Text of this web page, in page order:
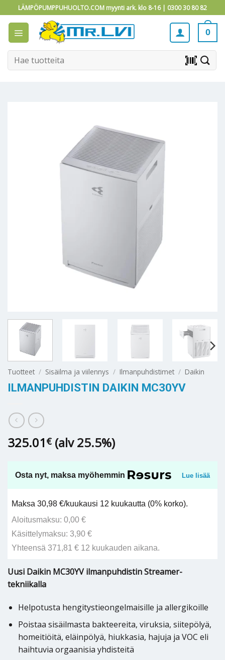
to
content
LÄMPÖPUMPPUHUOLTO.COM myynti ark. klo 8-16 | 0300 30 80 82
0
Etsi: barcode_scanner
Tuotteet / Sisäilma ja viilennys / Ilmanpuhdistimet / Daikin
ILMANPUHDISTIN DAIKIN MC30YV
325.01 € (alv 25.5%)
Osta nyt, maksa myöhemmin Lue lisää
Maksa 30,98 €/kuukausi 12 kuukautta (0% korko).
Aloitusmaksu: 0,00 €
Käsittelymaksu: 3,90 €
Yhteensä 371,81 € 12 kuukauden aikana.
Uusi Daikin MC30YV ilmanpuhdistin Streamer-
tekniikalla
Helpotusta hengitystieongelmaisille ja allergikoille
Poistaa sisäilmasta bakteereita, viruksia, siitepölyä,
homeitiöitä, eläinpölyä, hiukkasia, hajuja ja VOC eli
haihtuvia orgaanisia yhdisteitä